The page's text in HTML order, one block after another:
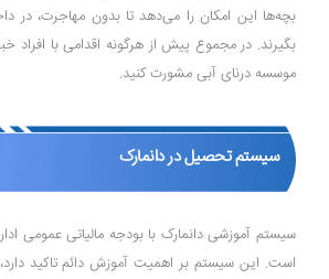
بچه‌ها این امکان را می‌دهد تا بدون مهاجرت، در
بگیرند. در مجموع پیش از هرگونه اقدامی با افراد
موسسه درنای آبی مشورت کنید.
سیستم تحصیل در دانمارک
سیستم آموزشی دانمارک با بودجه مالیاتی عمومی
است. این سیستم بر اهمیت آموزش دائم تاکید